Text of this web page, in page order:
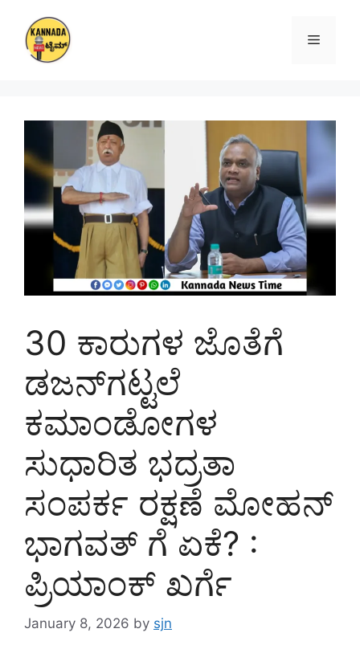
content
Menu
30 ಕಾರುಗಳ ಜೊತೆಗೆ
ಡಜನ್‌ಗಟ್ಟಲೆ
ಕಮಾಂಡೋಗಳ
ಸುಧಾರಿತ ಭದ್ರತಾ
ಸಂಪರ್ಕ ರಕ್ಷಣೆ ಮೋಹನ್
ಭಾಗವತ್ ಗೆ ಏಕೆ? :
ಪ್ರಿಯಾಂಕ್ ಖರ್ಗೆ
January 8, 2026 by sjn